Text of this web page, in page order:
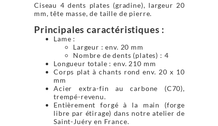
Ciseau 4 dents plates (gradine), largeur 20
mm, tête masse, de taille de pierre.
Principales caractéristiques :
Lame :
Largeur : env. 20 mm
Nombre de dents (plates) : 4
Longueur totale : env. 210 mm
Corps plat à chants rond env. 20 x 10
mm
Acier extra-fin au carbone (C70),
trempé-revenu.
Entièrement forgé à la main (forge
libre par étirage) dans notre atelier de
Saint-Juéry en France.